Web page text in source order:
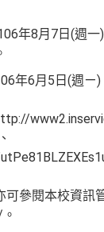
年8月7日(週一
年6月5日(週ㄧ)
參閱本校資訊